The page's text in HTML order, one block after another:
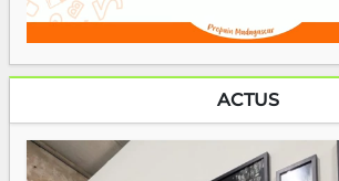
ACTUS